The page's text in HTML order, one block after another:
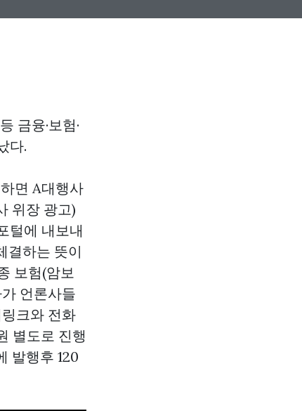
금융·보험·
다.
면 A대행사
위장 광고)
털에 내보내
결하는 뜻이
보험(암보
언론사들
크와 전화
별도로 진행
발행후 120